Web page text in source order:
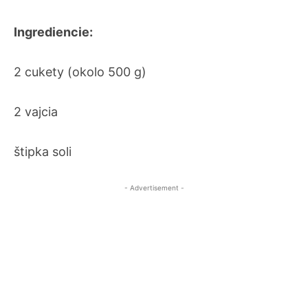
Ingrediencie:
2 cukety (okolo 500 g)
2 vajcia
štipka soli
- Advertisement -